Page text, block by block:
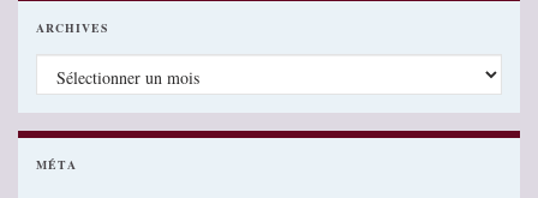
ARCHIVES
Archives
MÉTA